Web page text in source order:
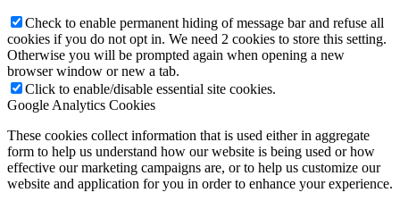
Check to enable permanent hiding of message bar and refuse all
cookies if you do not opt in. We need 2 cookies to store this setting.
Otherwise you will be prompted again when opening a new
browser window or new a tab.
Click to enable/disable essential site cookies.
Google Analytics Cookies
These cookies collect information that is used either in aggregate
form to help us understand how our website is being used or how
effective our marketing campaigns are, or to help us customize our
website and application for you in order to enhance your experience.